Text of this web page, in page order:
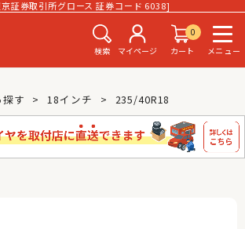
証券取引所グロース 証券コード 6038]
検索 マイページ
0
カート
メニュー
す 18インチ 235/40R18